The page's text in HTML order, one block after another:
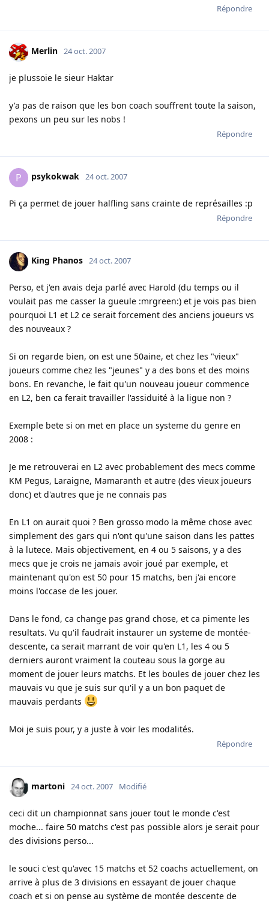
Répondre
Merlin 24 oct. 2007
je plussoie le sieur Haktar
y'a pas de raison que les bon coach souffrent toute la saison,
pexons un peu sur les nobs !
Répondre
P psykokwak 24 oct. 2007
Pi ça permet de jouer halfling sans crainte de représailles :p
Répondre
King Phanos 24 oct. 2007
Perso, et j'en avais deja parlé avec Harold (du temps ou il
voulait pas me casser la gueule :mrgreen:) et je vois pas bien
pourquoi L1 et L2 ce serait forcement des anciens joueurs vs
des nouveaux ?
Si on regarde bien, on est une 50aine, et chez les "vieux"
joueurs comme chez les "jeunes" y a des bons et des moins
bons. En revanche, le fait qu'un nouveau joueur commence
en L2, ben ca ferait travailler l'assiduité à la ligue non ?
Exemple bete si on met en place un systeme du genre en
2008 :
Je me retrouverai en L2 avec probablement des mecs comme
KM Pegus, Laraigne, Mamaranth et autre (des vieux joueurs
donc) et d'autres que je ne connais pas
En L1 on aurait quoi ? Ben grosso modo la même chose avec
simplement des gars qui n'ont qu'une saison dans les pattes
à la lutece. Mais objectivement, en 4 ou 5 saisons, y a des
mecs que je crois ne jamais avoir joué par exemple, et
maintenant qu'on est 50 pour 15 matchs, ben j'ai encore
moins l'occase de les jouer.
Dans le fond, ca change pas grand chose, et ca pimente les
resultats. Vu qu'il faudrait instaurer un systeme de montée-
descente, ca serait marrant de voir qu'en L1, les 4 ou 5
derniers auront vraiment la couteau sous la gorge au
moment de jouer leurs matchs. Et les boules de jouer chez les
mauvais vu que je suis sur qu'il y a un bon paquet de
mauvais perdants
Moi je suis pour, y a juste à voir les modalités.
Répondre
martoni 24 oct. 2007 Modifié
ceci dit un championnat sans jouer tout le monde c'est
moche... faire 50 matchs c'est pas possible alors je serait pour
des divisions perso...
le souci c'est qu'avec 15 matchs et 52 coachs actuellement, on
arrive à plus de 3 divisions en essayant de jouer chaque
coach et si on pense au système de montée descente de